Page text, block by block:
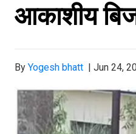
आकाशीय
By Yogesh bhatt | Jun 24,